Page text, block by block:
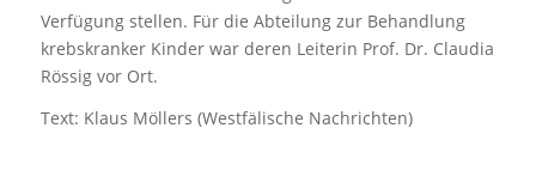
Verfügung stellen. Für die Abteilung zur Behandlung
krebskranker Kinder war deren Leiterin Prof. Dr. Claudia
Rössig vor Ort.
Text: Klaus Möllers (Westfälische Nachrichten)